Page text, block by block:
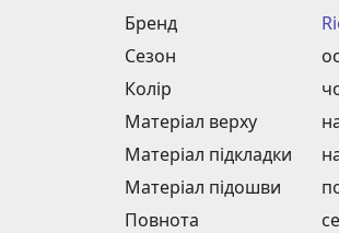
Бренд
Сезон
Колір
Матеріал верху
Матеріал підкладки
Матеріал підошви
Повнота